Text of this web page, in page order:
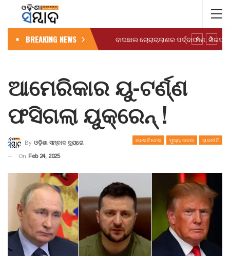
BREAKING NEWS
ଆମେରିକାର ୟୁ-ଟର୍ଣ୍ଣ
ଫସିଗଲା ୟୁକ୍ରେନ୍ !
ଦେଶ ବିଦେଶ ମୁଖ୍ୟ ଖବର ରାଜନୀତି
By ଓଡ଼ିଶା ସମ୍ବାଦ ବ୍ୟୁରୋ
On Feb 24, 2025